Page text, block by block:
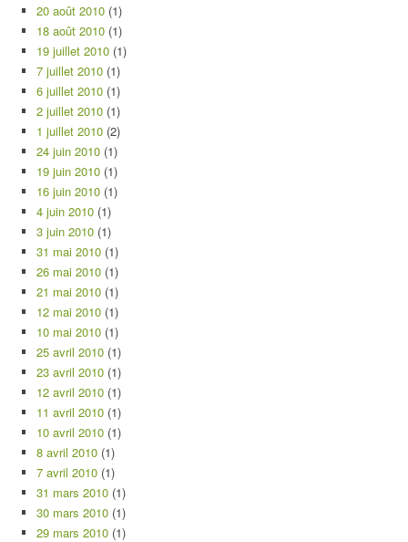
20 août 2010 (1)
18 août 2010 (1)
19 juillet 2010 (1)
7 juillet 2010 (1)
6 juillet 2010 (1)
2 juillet 2010 (1)
1 juillet 2010 (2)
24 juin 2010 (1)
19 juin 2010 (1)
16 juin 2010 (1)
4 juin 2010 (1)
3 juin 2010 (1)
31 mai 2010 (1)
26 mai 2010 (1)
21 mai 2010 (1)
12 mai 2010 (1)
10 mai 2010 (1)
25 avril 2010 (1)
23 avril 2010 (1)
12 avril 2010 (1)
11 avril 2010 (1)
10 avril 2010 (1)
8 avril 2010 (1)
7 avril 2010 (1)
31 mars 2010 (1)
30 mars 2010 (1)
29 mars 2010 (1)